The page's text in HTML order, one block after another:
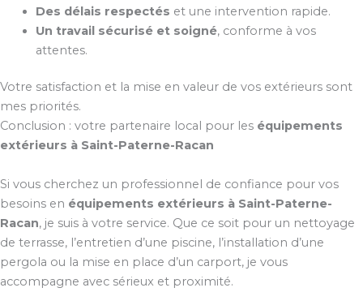
Des délais respectés et une intervention rapide.
Un travail sécurisé et soigné, conforme à vos
attentes.
Votre satisfaction et la mise en valeur de vos extérieurs sont
mes priorités.
Conclusion : votre partenaire local pour les équipements
extérieurs à Saint-Paterne-Racan
Si vous cherchez un professionnel de confiance pour vos
besoins en équipements extérieurs à Saint-Paterne-
Racan, je suis à votre service. Que ce soit pour un nettoyage
de terrasse, l’entretien d’une piscine, l’installation d’une
pergola ou la mise en place d’un carport, je vous
accompagne avec sérieux et proximité.